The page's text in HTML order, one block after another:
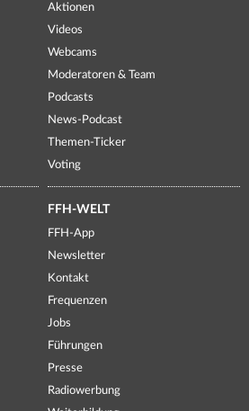
Aktionen
Videos
Webcams
Moderatoren & Team
Podcasts
News-Podcast
Themen-Ticker
Voting
FFH-WELT
FFH-App
Newsletter
Kontakt
Frequenzen
Jobs
Führungen
Presse
Radiowerbung